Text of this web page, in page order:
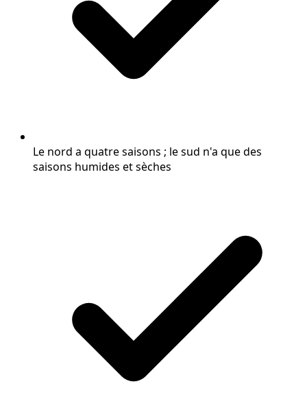
Le nord a quatre saisons ; le sud n'a que des
saisons humides et sèches